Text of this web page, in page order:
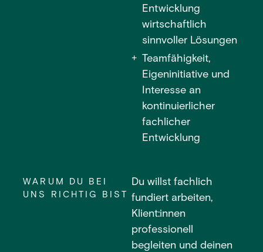
Entwicklung
wirtschaftlich
sinnvoller Lösungen
Teamfähigkeit,
Eigeninitiative und
Interesse an
kontinuierlicher
fachlicher
Entwicklung
WARUM DU BEI
UNS RICHTIG BIST
Du willst fachlich
fundiert arbeiten,
Klient:innen
professionell
begleiten und deinen